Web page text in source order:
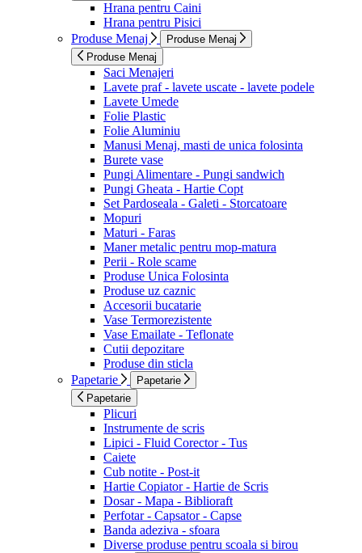
Hrana pentru Caini
Hrana pentru Pisici
Produse Menaj
Produse Menaj
Produse Menaj
Saci Menajeri
Lavete praf - lavete uscate - lavete podele
Lavete Umede
Folie Plastic
Folie Aluminiu
Manusi Menaj, masti de unica folosinta
Burete vase
Pungi Alimentare - Pungi sandwich
Pungi Gheata - Hartie Copt
Set Pardoseala - Galeti - Storcatoare
Mopuri
Maturi - Faras
Maner metalic pentru mop-matura
Perii - Role scame
Produse Unica Folosinta
Produse uz caznic
Accesorii bucatarie
Vase Termorezistente
Vase Emailate - Teflonate
Cutii depozitare
Produse din sticla
Papetarie
Papetarie
Papetarie
Plicuri
Instrumente de scris
Lipici - Fluid Corector - Tus
Caiete
Cub notite - Post-it
Hartie Copiator - Hartie de Scris
Dosar - Mapa - Biblioraft
Perfotar - Capsator - Capse
Banda adeziva - sfoara
Diverse produse pentru scoala si birou